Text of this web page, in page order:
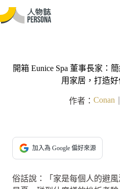
開箱 Eunice Spa 董事長家：
用家居，打造
作者： Conan｜
加入為 Google 偏好來源
俗話說：「家是每個人的避